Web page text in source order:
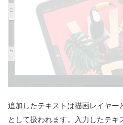
追加したテキストは描画レイヤー
として扱われます。入力したテキ